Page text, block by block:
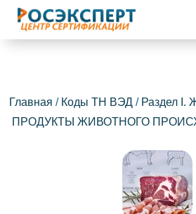
Главная / Коды ТН ВЭД/ Раздел
ПРОДУКТЫ ЖИВОТНОГО